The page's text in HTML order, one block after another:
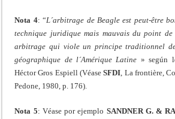
Nota 4: “L´arbitrage de Beagle est peut-être
technique juridique mais mauvais du point de
arbitrage qui viole un principe traditionnel
géographique de l´Amérique Latine » según
Héctor Gros Espiell (VéaseSFDI, La frontière,
Pedone, 1980, p. 176).
Nota 5: Véase por ejemplo SANDNER G. &